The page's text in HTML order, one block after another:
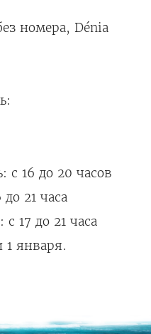
номера, Dénia
с 16 до 20 часов
21 часа
17 до 21 часа
1 января.